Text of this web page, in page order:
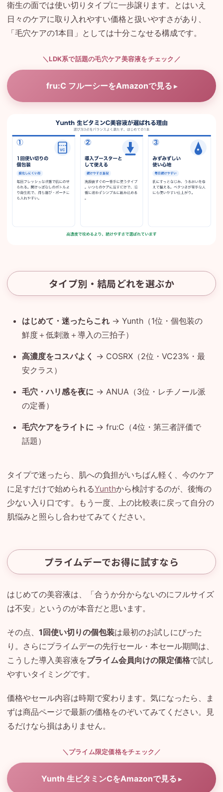
衛生の面では使い切りタイプに一歩譲ります。とはいえ
日々のケアに取り入れやすい価格と扱いやすさがあり、
「毛穴ケアの1本目」としては十分こなせる構成です。
＼LDK系で話題の毛穴ケア美容液をチェック／
fru:C フルーシーをAmazonで見る
タイプ別・結局どれを選ぶか
はじめて・迷ったらこれ → Yunth（1位・個包装の
鮮度＋低刺激＋導入の三拍子）
高濃度をコスパよく → COSRX（2位・VC23%・最
安クラス）
毛穴・ハリ感を夜に → ANUA（3位・レチノール派
の定番）
毛穴ケアをライトに → fru:C（4位・第三者評価で
話題）
タイプで迷ったら、肌への負担がいちばん軽く、今のケア
に足すだけで始められるYunthから検討するのが、後悔の
少ない入り口です。もう一度、上の比較表に戻って自分の
肌悩みと照らし合わせてみてください。
プライムデーでお得に試すなら
はじめての美容液は、「合うか分からないのにフルサイズ
は不安」というのが本音だと思います。
その点、 1回使い切りの個包装は最初のお試しにぴった
り。さらにプライムデーの先行セール・本セール期間は、
こうした導入美容液をプライム会員向けの限定価格で試し
やすいタイミングです。
価格やセール内容は時期で変わります。気になったら、ま
ずは商品ページで最新の価格をのぞいてみてください。見
るだけなら損はありません。
＼プライム限定価格をチェック／
Yunth 生ビタミンCをAmazonで見る